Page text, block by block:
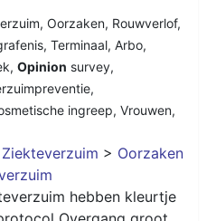
, Oorzaken, Rouwverlof,
, Terminaal, Arbo,
, Opinion survey,
,
ingreep, Vrouwen,
Ziekteverzuim > Oorzaken
hebben kleurtje